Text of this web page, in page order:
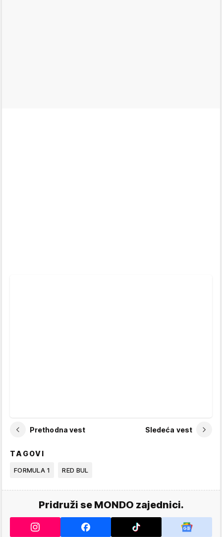
Prethodna vest Sledeća vest
TAGOVI
FORMULA 1 RED BUL
Pridruži se MONDO zajednici.